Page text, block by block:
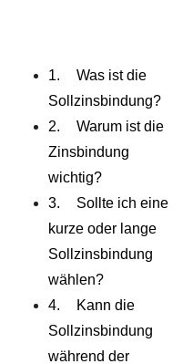
Was ist die
Sollzinsbindung?
Warum ist die
Zinsbindung
wichtig?
Sollte ich eine
kurze oder lange
Sollzinsbindung
wählen?
Kann die
Sollzinsbindung
während der